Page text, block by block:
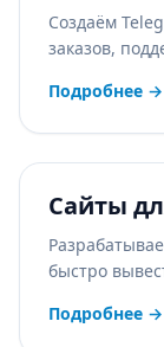
Создаём
заказов,
Подробнее →
Сайты
быстро
Подробнее →